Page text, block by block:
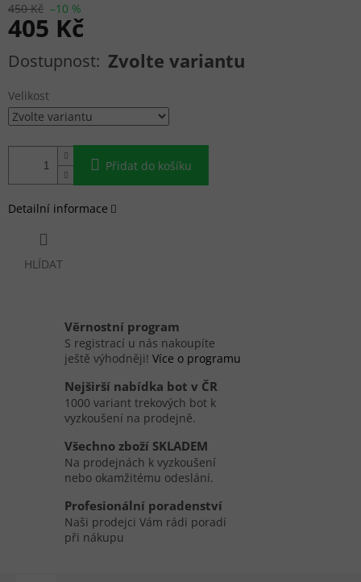
450 Kč –10 %
405 Kč
Měrná cena: Zvolte variantu
Velikost
Přidat do košíku
Detailní informace
HLÍDAT
Věrnostní program
S registrací u nás nakoupíte
ještě výhodněji! Více o programu
Nejširší nabídka bot v ČR
1000 variant trekových bot k
vyzkoušení na prodejně.
Všechno zboží SKLADEM
Na prodejnách k vyzkoušení
nebo okamžitému odeslání.
Profesionální poradenství
Naši prodejci Vám rádi poradí
při nákupu